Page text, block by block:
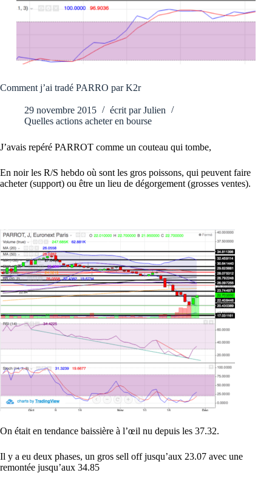
Comment j’ai tradé PARRO par K2r
29 novembre 2015 écrit par Julien
Quelles actions acheter en bourse
J’avais repéré PARROT comme un couteau qui tombe,
En noir les R/S hebdo où sont les gros poissons, qui peuvent faire
acheter (support) ou être un lieu de dégorgement (grosses ventes).
On était en tendance baissière à l’œil nu depuis les 37.32.
Il y a eu deux phases, un gros sell off jusqu’aux 23.07 avec une
remontée jusqu’aux 34.85